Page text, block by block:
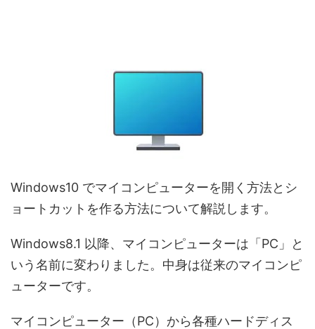
Windows10 でマイコンピューターを開く方法とシ
ョートカットを作る方法について解説します。
Windows8.1 以降、マイコンピューターは「PC」と
いう名前に変わりました。中身は従来のマイコンピ
ューターです。
マイコンピューター（PC）から各種ハードディス